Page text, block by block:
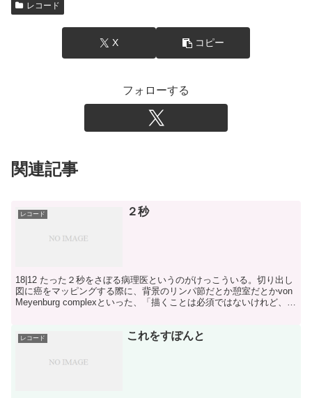
レコード
X コピー
フォローする
関連記事
レコード ２秒
18|12 たった２秒をさぼる病理医というのがけっこういる。切り出し
図に癌をマッピングする際に、背景のリンパ節だとか憩室だとかvon
Meyenburg complexといった、「描くことは必須ではないけれど、描
レコード これをすぽんと